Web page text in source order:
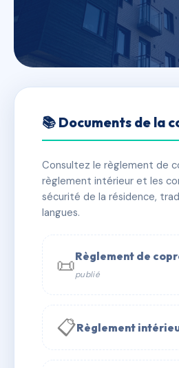
BOSSARD
✓ Immatriculée 🏠 16 lots
📞 Contacter Syndic Digital
📚 Documents de la
Consultez le règlement de
règlement intérieur et les
sécurité de la résidence,
langues.
📜Règlement de
publié
📋Règlement